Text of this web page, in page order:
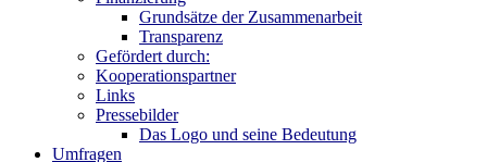
Grundsätze der Zusammenarbeit
Transparenz
Gefördert durch:
Kooperationspartner
Links
Pressebilder
Das Logo und seine Bedeutung
Umfragen